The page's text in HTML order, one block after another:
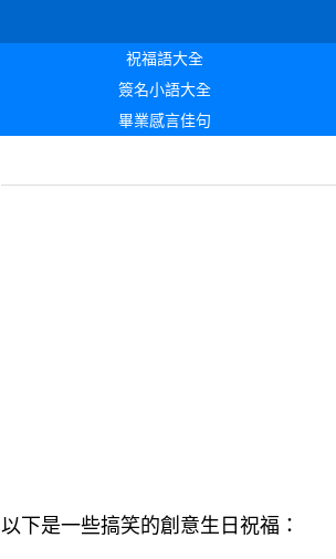
祝福語大全
簽名小語大全
畢業感言佳句
以下是一些搞笑的創意生日祝福：